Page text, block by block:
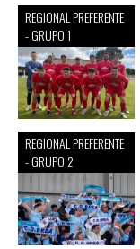
REGIONAL PREFERENTE
- GRUPO 1
REGIONAL PREFERENTE
- GRUPO 2